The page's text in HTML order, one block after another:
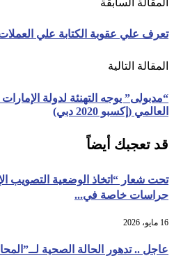
تعرف علي عقوبة الكتابة علي
المقالة التالية
“مدبولى” يوجه التهنئة لدولة
العالمي (إكسبو 2020 دبي)
قد تعجبك أيضاً
تحت شعار “اتخاذ الوضعية التصويب
حراسات خاصة في...
16 مايو، 2026
عاجل .. تدهور الحالة الصحية